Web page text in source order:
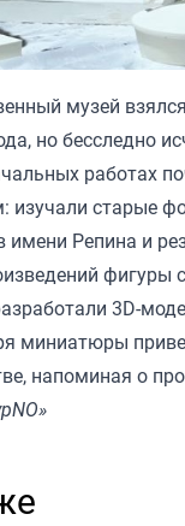
музей
но бесследно
работах
изучали старые
Репина и
фигуры
3D-
миниатюры
напоминая о